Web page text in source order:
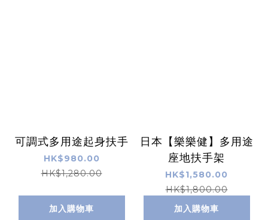
可調式多用途起身扶手
HK$980.00
HK$1,280.00
加入購物車
日本【樂樂健】多用途
座地扶手架
HK$1,580.00
HK$1,800.00
加入購物車